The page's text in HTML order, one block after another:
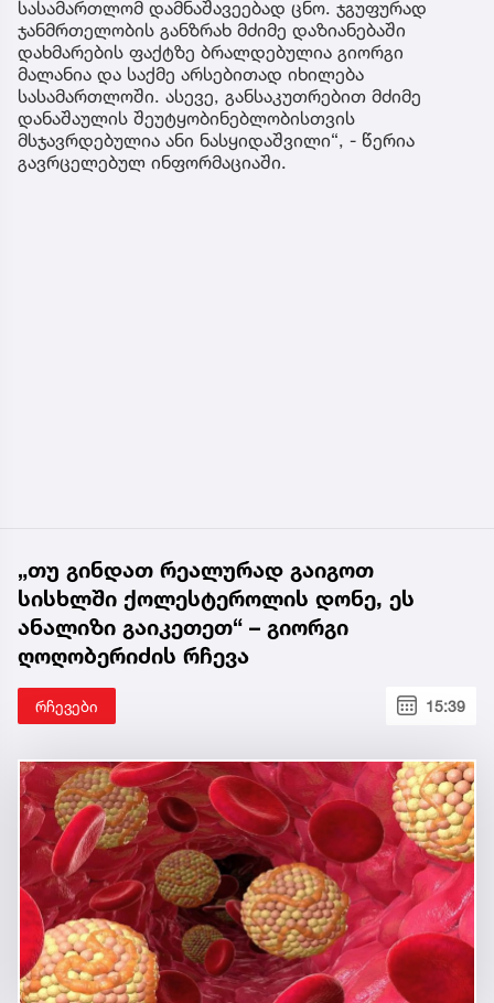
სასამართლომ დამნაშავეებად ცნო. ჯგუფურად
ჯანმრთელობის განზრახ მძიმე დაზიანებაში
დახმარების ფაქტზე ბრალდებულია გიორგი
მალანია და საქმე არსებითად იხილება
სასამართლოში. ასევე, განსაკუთრებით მძიმე
დანაშაულის შეუტყობინებლობისთვის
მსჯავრდებულია ანი ნასყიდაშვილი“, - წერია
გავრცელებულ ინფორმაციაში.
„თუ გინდათ რეალურად გაიგოთ
სისხლში ქოლესტეროლის დონე, ეს
ანალიზი გაიკეთეთ“ – გიორგი
ღოღობერიძის რჩევა
რჩევები 15:39